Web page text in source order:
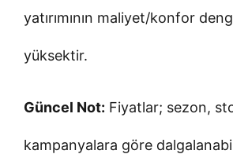
yatırımının maliyet/konfor
yüksektir.
Güncel Not: Fiyatlar; sezon,
kampanyalara göre